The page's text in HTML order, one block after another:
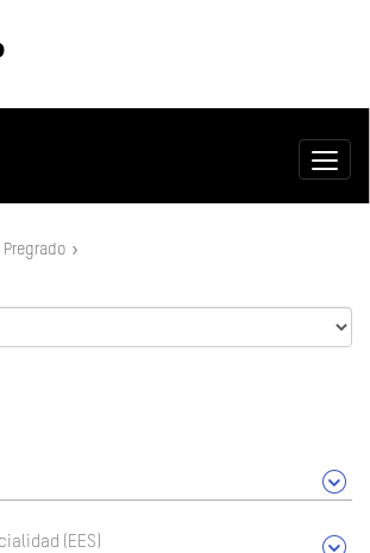
Pregrado
(EES)